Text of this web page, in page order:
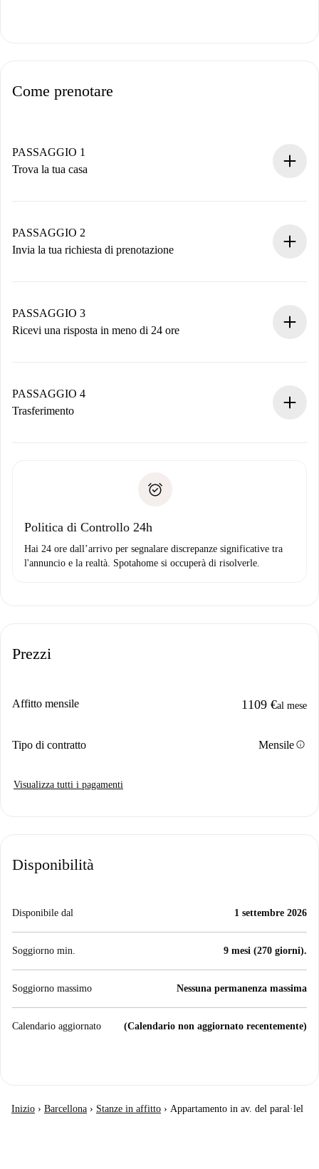
Come prenotare
PASSAGGIO 1
Trova la tua casa
Hai tutte le informazioni necessarie in anticipo.
PASSAGGIO 2
Invia la tua richiesta di prenotazione
non accetta.
PASSAGGIO 3
Ricevi una risposta in meno di 24 ore
contatto con il proprietario.
Se rifiutata: non ti addebiteremo nulla e ti proporremo
Domiciliazione del pagamento
PASSAGGIO 4
Trasferimento
solo se non segnali problemi.
Politica di Controllo 24h
Hai 24 ore dall’arrivo per segnalare discrepanze significative tra
l'annuncio e la realtà. Spotahome si occuperà di risolverle.
Prezzi
Affitto mensile 1109 €al mese
Tipo di contratto Mensileinfo
Visualizza tutti i pagamenti
Disponibilità
Disponibile dal 1 settembre 2026
Soggiorno min. 9 mesi (270 giorni).
Soggiorno massimo Nessuna permanenza massima
Calendario aggiornato (Calendario non aggiornato recentemente)
Inizio › Barcellona › Stanze in affitto › Appartamento in av. del paral·lel